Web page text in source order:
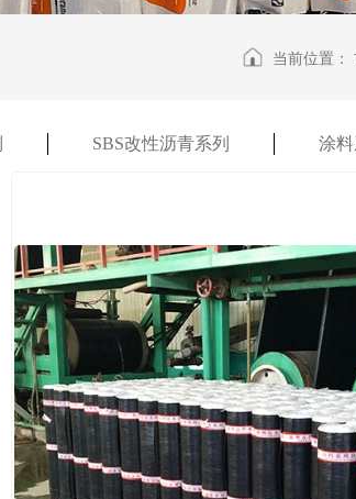
当前位置：
SBS改性沥青系列 涂料